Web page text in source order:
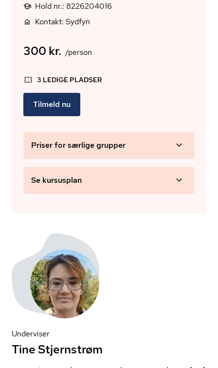
Hold nr.: 8226204016
Kontakt: Sydfyn
300 kr. /person
3 LEDIGE PLADSER
Tilmeld nu
Priser for særlige grupper
Se kursusplan
Underviser
Tine Stjernstrøm